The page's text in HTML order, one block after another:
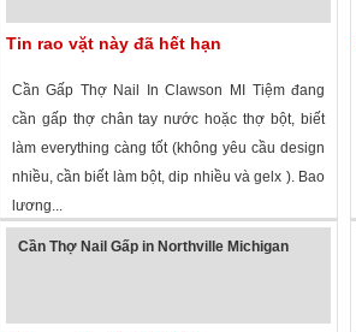
Tin rao vặt này đã hết hạn
Cần Gấp Thợ Nail In Clawson MI Tiệm đang
cần gấp thợ chân tay nước hoặc thợ bột, biết
làm everything càng tốt (không yêu cầu design
nhiều, cần biết làm bột, dip nhiều và gelx ). Bao
lương...
Cần Thợ Nail Gấp in Northville Michigan